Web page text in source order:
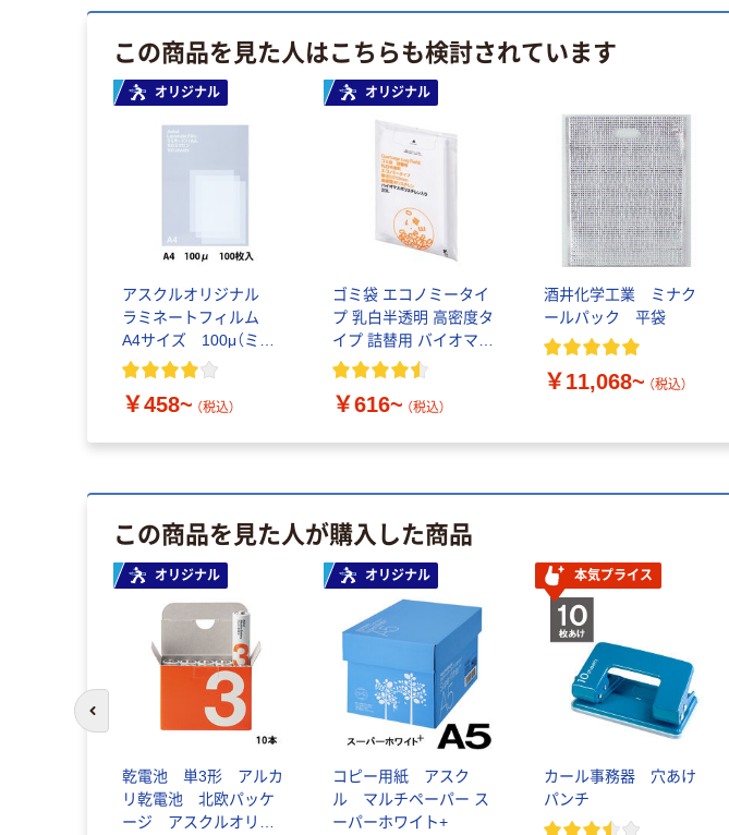
この商品を見た人はこちらも検討されています
オリジナル
アスクルオリジナル
ラミネートフィルム
A4サイズ 100μ（ミク
ロン）
￥458~ （税込）
オリジナル
ゴミ袋 エコノミータイ
プ 乳白半透明 高密度タ
イプ 詰替用 バイオマス
素材10％配合
￥616~ （税込）
酒井化学工業 ミナク
ールパック 平袋
￥11,068~ （税込）
この商品を見た人が購入した商品
オリジナル
乾電池 単3形 アルカ
リ乾電池 北欧パッケ
ージ アスクルオリジ
オリジナル
コピー用紙 アスク
ル マルチペーパー ス
ーパーホワイト+
本気プライス
カール事務器 穴あけ
パンチ
前のスライドへ